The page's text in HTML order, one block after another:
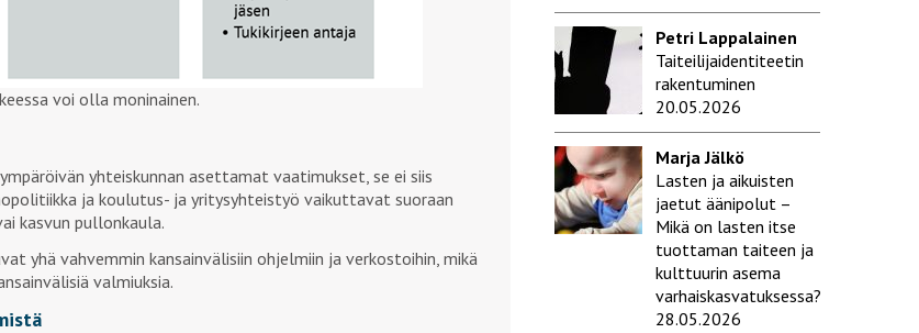
voi olla moninainen.
yhteiskunnan asettamat vaatimukset, se ei siis
ja koulutus- ja yritysyhteistyö vaikuttavat suoraan
kasvun pullonkaula.
yhä vahvemmin kansainvälisiin ohjelmiin ja verkostoihin, mikä
valmiuksia.
Petri Lappalainen
Taiteilijaidentiteetin
rakentuminen
20.05.2026
Marja Jälkö
Lasten ja aikuisten
jaetut äänipolut –
Mikä on lasten itse
tuottaman taiteen ja
kulttuurin asema
varhaiskasvatuksessa?
28.05.2026